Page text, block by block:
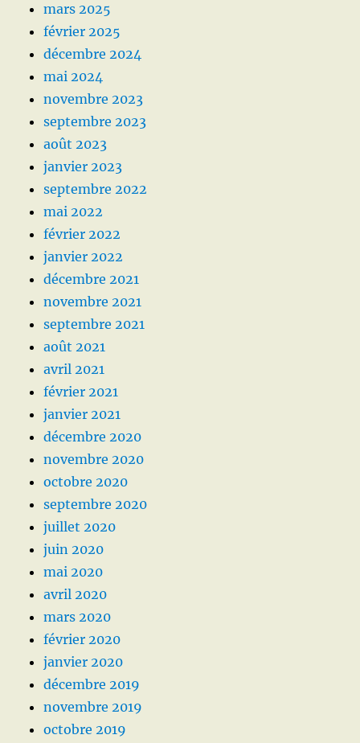
mars 2025
février 2025
décembre 2024
mai 2024
novembre 2023
septembre 2023
août 2023
janvier 2023
septembre 2022
mai 2022
février 2022
janvier 2022
décembre 2021
novembre 2021
septembre 2021
août 2021
avril 2021
février 2021
janvier 2021
décembre 2020
novembre 2020
octobre 2020
septembre 2020
juillet 2020
juin 2020
mai 2020
avril 2020
mars 2020
février 2020
janvier 2020
décembre 2019
novembre 2019
octobre 2019